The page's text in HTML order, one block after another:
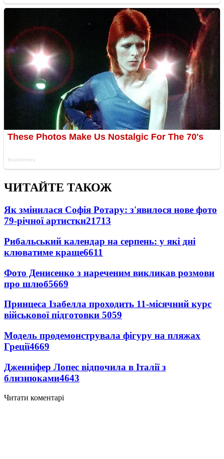
ЧИТАЙТЕ ТАКОЖ
Як змінилася Софія Ротару: з'явилося нове фото
79-річної артистки21713
Рибальський календар на серпень: у які дні
клюватиме краще6611
Фото Денисенко з нареченим викликав розмови
про шлюб5669
Принцеса Ізабелла проходить 11-місячний курс
військової підготовки 5059
Модель продемонструвала фігуру на пляжах
Греції4669
Дженніфер Лопес відпочила в Італії з
близнюками4643
Читати коментарі